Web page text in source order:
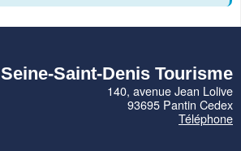
Seine-Saint-Denis Tourisme
140, avenue Jean Lolive
93695 Pantin Cedex
Téléphone